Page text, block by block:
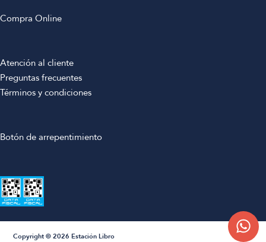
Compra Online
Atención al cliente
Preguntas frecuentes
Términos y condiciones
Botón de arrepentimiento
Copyright © 2026 Estación Libro